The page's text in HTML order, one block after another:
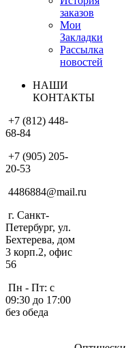
заказов
Мои
Закладки
Рассылка
новостей
НАШИ
КОНТАКТЫ
+7 (812) 448-
68-84
+7 (905) 205-
20-53
4486884@mail.ru
г. Санкт-
Петербург, ул.
Бехтерева, дом
3 корп.2, офис
56
Пн - Пт: с
09:30 до 17:00
без обеда